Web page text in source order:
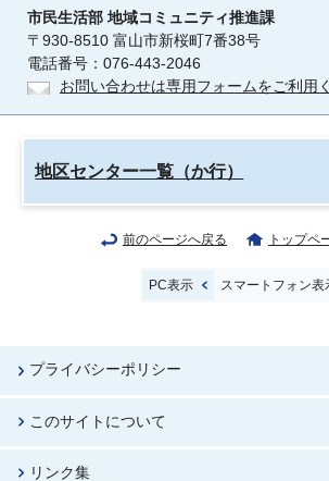
市民生活部 地域コミュニティ推進課
〒930-8510 富山市新桜町7番38号
電話番号：076-443-2046
お問い合わせは専用フォームをご利用
地区センター一覧（か行）
前のページへ戻る トップペ
PC表示 スマートフォン表
プライバシーポリシー
このサイトについて
リンク集